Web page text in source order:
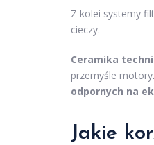
Z kolei systemy
cieczy.
Ceramika
przemyśle
odpornych na
Jakie